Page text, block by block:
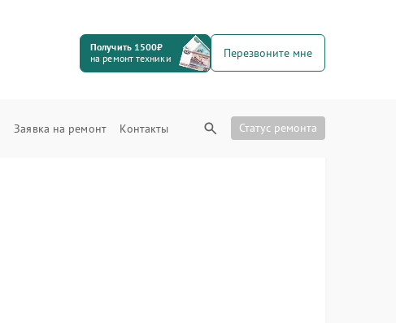
Получить 1500₽
на ремонт техники
Перезвоните мне
Заявка на ремонт Контакты Статус ремонта